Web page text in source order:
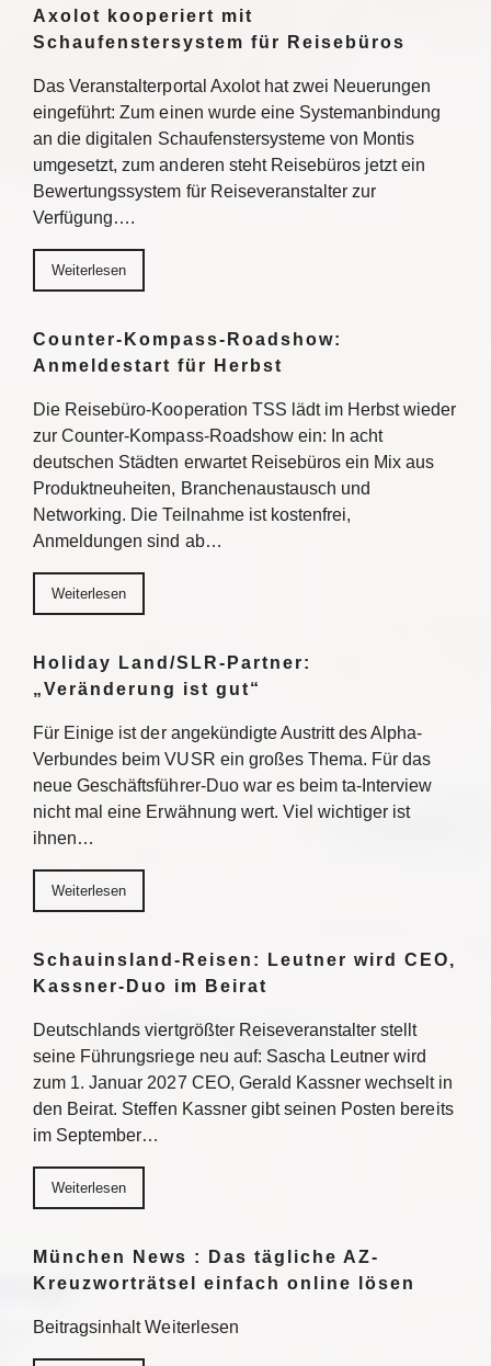
Axolot kooperiert mit
Schaufenstersystem für Reisebüros
Das Veranstalterportal Axolot hat zwei Neuerungen
eingeführt: Zum einen wurde eine Systemanbindung
an die digitalen Schaufenstersysteme von Montis
umgesetzt, zum anderen steht Reisebüros jetzt ein
Bewertungssystem für Reiseveranstalter zur
Verfügung….
Weiterlesen
Counter-Kompass-Roadshow:
Anmeldestart für Herbst
Die Reisebüro-Kooperation TSS lädt im Herbst wieder
zur Counter-Kompass-Roadshow ein: In acht
deutschen Städten erwartet Reisebüros ein Mix aus
Produktneuheiten, Branchenaustausch und
Networking. Die Teilnahme ist kostenfrei,
Anmeldungen sind ab…
Weiterlesen
Holiday Land/SLR-Partner:
„Veränderung ist gut“
Für Einige ist der angekündigte Austritt des Alpha-
Verbundes beim VUSR ein großes Thema. Für das
neue Geschäftsführer-Duo war es beim ta-Interview
nicht mal eine Erwähnung wert. Viel wichtiger ist
ihnen…
Weiterlesen
Schauinsland-Reisen: Leutner wird CEO,
Kassner-Duo im Beirat
Deutschlands viertgrößter Reiseveranstalter stellt
seine Führungsriege neu auf: Sascha Leutner wird
zum 1. Januar 2027 CEO, Gerald Kassner wechselt in
den Beirat. Steffen Kassner gibt seinen Posten bereits
im September…
Weiterlesen
München News : Das tägliche AZ-
Kreuzworträtsel einfach online lösen
Beitragsinhalt Weiterlesen